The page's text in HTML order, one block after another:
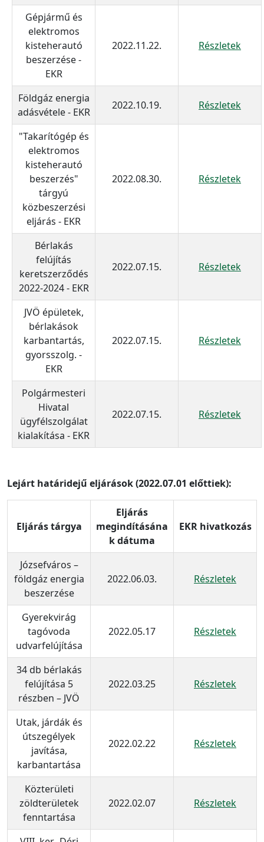
Gépjármű és
elektromos
kisteherautó
beszerzése -
EKR
2022.11.22. Részletek
Földgáz energia
adásvétele - EKR
2022.10.19. Részletek
"Takarítógép és
elektromos
kisteherautó
beszerzés"
tárgyú
közbeszerzési
eljárás - EKR
2022.08.30. Részletek
Bérlakás
felújítás
keretszerződés
2022-2024 - EKR
2022.07.15. Részletek
JVÖ épületek,
bérlakások
karbantartás,
gyorsszolg. -
EKR
2022.07.15. Részletek
Polgármesteri
Hivatal
ügyfélszolgálat
kialakítása - EKR
2022.07.15. Részletek
Lejárt határidejű eljárások (2022.07.01 előttiek):
Eljárás tárgya
Eljárás
megindításána
k dátuma
EKR hivatkozás
Józsefváros –
földgáz energia
beszerzése
2022.06.03. Részletek
Gyerekvirág
tagóvoda
udvarfelújítása
2022.05.17 Részletek
34 db bérlakás
felújítása 5
részben – JVÖ
2022.03.25 Részletek
Utak, járdák és
útszegélyek
javítása,
karbantartása
2022.02.22 Részletek
Közterületi
zöldterületek
fenntartása
2022.02.07 Részletek